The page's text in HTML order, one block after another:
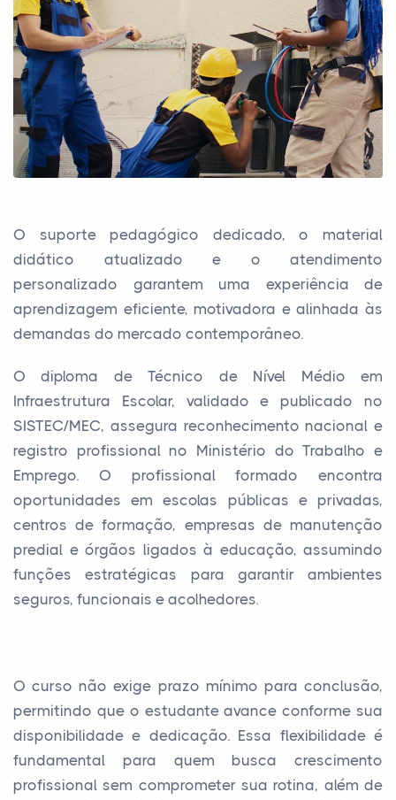
O suporte pedagógico dedicado, o material
didático atualizado e o atendimento
personalizado garantem uma experiência de
aprendizagem eficiente, motivadora e alinhada às
demandas do mercado contemporâneo.
O diploma de Técnico de Nível Médio em
Infraestrutura Escolar, validado e publicado no
SISTEC/MEC, assegura reconhecimento nacional e
registro profissional no Ministério do Trabalho e
Emprego. O profissional formado encontra
oportunidades em escolas públicas e privadas,
centros de formação, empresas de manutenção
predial e órgãos ligados à educação, assumindo
funções estratégicas para garantir ambientes
seguros, funcionais e acolhedores.
O curso não exige prazo mínimo para conclusão,
permitindo que o estudante avance conforme sua
disponibilidade e dedicação. Essa flexibilidade é
fundamental para quem busca crescimento
profissional sem comprometer sua rotina, além de